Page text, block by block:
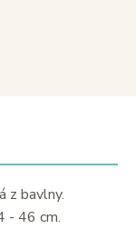
z bavlny.
- 46 cm.